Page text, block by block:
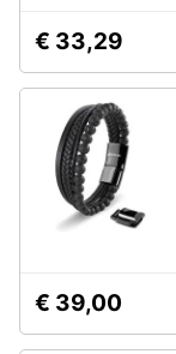
€ 33,29
€ 39,00